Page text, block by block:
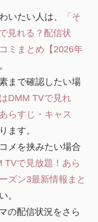
いたい人は、
「そ
見れる？配信状
ミまとめ【2026年
まで確認したい場
DMM TVで見れ
らすじ・キャス
ます。
メを挟みたい場合
TVで見放題！あら
ズン3最新情報まと
。
の配信状況をさら